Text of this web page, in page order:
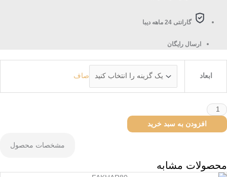
گارانتی 24 ماهه دیبا
ارسال رایگان
ابعاد صاف
افزودن به سبد خرید
مشخصات محصول
محصولات مشابه